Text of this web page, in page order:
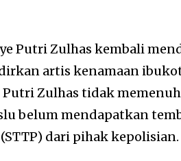
Putri Zulhas kembali
artis kenamaan
Zulhas tidak
belum mendapatkan
dari pihak kepolisian.